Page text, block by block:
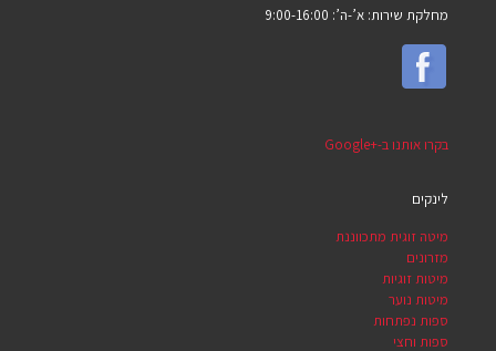
מחלקת שירות: א’-ה’: 9:00-16:00
בקרו אותנו ב-Google+‎
לינקים
מיטה זוגית מתכווננת
מזרונים
מיטות זוגיות
מיטות נוער
ספות נפתחות
ספות וחצי